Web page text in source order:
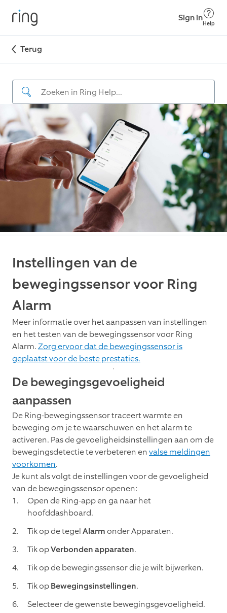
Sign in
Help
Terug
Instellingen van de
bewegingssensor voor Ring
Alarm
Meer informatie over het aanpassen van instellingen
en het testen van de bewegingssensor voor Ring
Alarm.Zorg ervoor dat de bewegingssensor is
geplaatst voor de beste prestaties.
De bewegingsgevoeligheid
aanpassen
De Ring-bewegingssensor traceert warmte en
beweging om je te waarschuwen en het alarm te
activeren. Pas de gevoeligheidsinstellingen aan om de
bewegingsdetectie te verbeteren en valse meldingen
voorkomen.
Je kunt als volgt de instellingen voor de gevoeligheid
van de bewegingssensor openen:
Open de Ring-app en ga naar het
hoofddashboard.
Tik op de tegelAlarmonder Apparaten.
Tik opVerbonden apparaten.
Tik op de bewegingssensor die je wilt bijwerken.
Tik opBewegingsinstellingen.
Selecteer de gewenste bewegingsgevoeligheid.